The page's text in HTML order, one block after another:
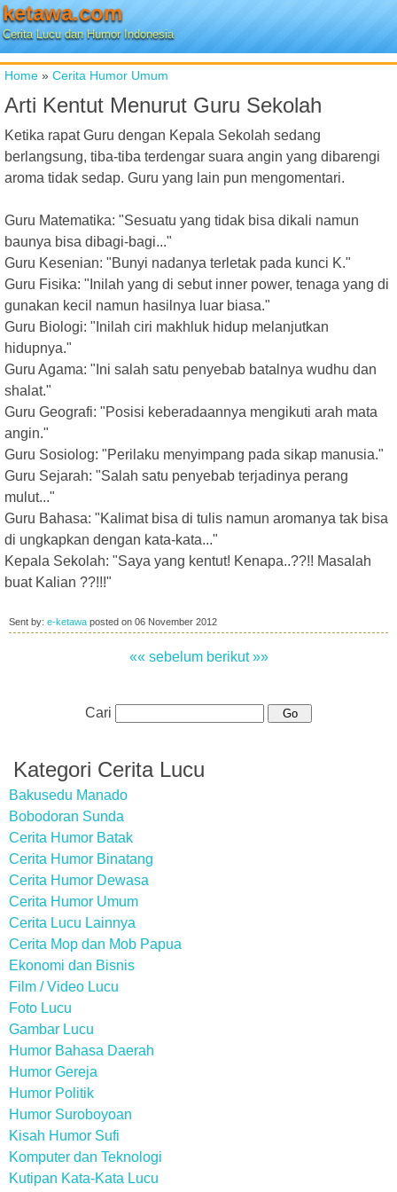
ketawa.com
Cerita Lucu dan Humor Indonesia
Home » Cerita Humor Umum
Arti Kentut Menurut Guru Sekolah
Ketika rapat Guru dengan Kepala Sekolah sedang
berlangsung, tiba-tiba terdengar suara angin yang dibarengi
aroma tidak sedap. Guru yang lain pun mengomentari.
Guru Matematika: "Sesuatu yang tidak bisa dikali namun
baunya bisa dibagi-bagi..."
Guru Kesenian: "Bunyi nadanya terletak pada kunci K."
Guru Fisika: "Inilah yang di sebut inner power, tenaga yang di
gunakan kecil namun hasilnya luar biasa."
Guru Biologi: "Inilah ciri makhluk hidup melanjutkan
hidupnya."
Guru Agama: "Ini salah satu penyebab batalnya wudhu dan
shalat."
Guru Geografi: "Posisi keberadaannya mengikuti arah mata
angin."
Guru Sosiolog: "Perilaku menyimpang pada sikap manusia."
Guru Sejarah: "Salah satu penyebab terjadinya perang
mulut..."
Guru Bahasa: "Kalimat bisa di tulis namun aromanya tak bisa
di ungkapkan dengan kata-kata..."
Kepala Sekolah: "Saya yang kentut! Kenapa..??!! Masalah
buat Kalian ??!!!"
Sent by: e-ketawa posted on 06 November 2012
«« sebelum berikut »»
Cari
Kategori Cerita Lucu
Bakusedu Manado
Bobodoran Sunda
Cerita Humor Batak
Cerita Humor Binatang
Cerita Humor Dewasa
Cerita Humor Umum
Cerita Lucu Lainnya
Cerita Mop dan Mob Papua
Ekonomi dan Bisnis
Film / Video Lucu
Foto Lucu
Gambar Lucu
Humor Bahasa Daerah
Humor Gereja
Humor Politik
Humor Suroboyoan
Kisah Humor Sufi
Komputer dan Teknologi
Kutipan Kata-Kata Lucu